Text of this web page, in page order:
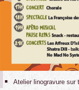
Atelier linogravure sur